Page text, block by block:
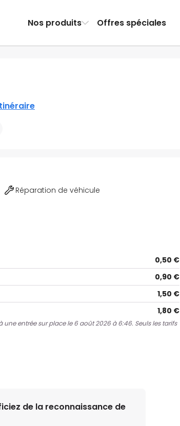
Nos produits Offres spéciales
Réparation de véhicule
0,50 €
0,90 €
1,50 €
1,80 €
entrée sur place le 6 août 2026 à 6:46. Seuls les tarifs
de la reconnaissance de